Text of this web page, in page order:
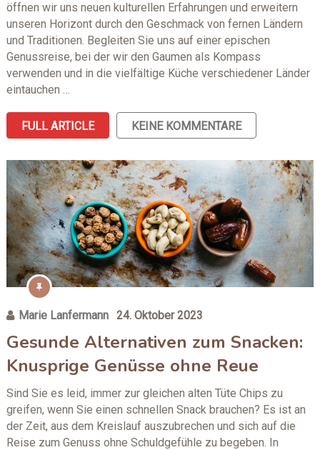
öffnen wir uns neuen kulturellen Erfahrungen und erweitern
unseren Horizont durch den Geschmack von fernen Ländern
und Traditionen. Begleiten Sie uns auf einer epischen
Genussreise, bei der wir den Gaumen als Kompass
verwenden und in die vielfältige Küche verschiedener Länder
eintauchen …
FULL ARTICLE KEINE KOMMENTARE
Marie Lanfermann 24. Oktober 2023
Gesunde Alternativen zum Snacken:
Knusprige Genüsse ohne Reue
Sind Sie es leid, immer zur gleichen alten Tüte Chips zu
greifen, wenn Sie einen schnellen Snack brauchen? Es ist an
der Zeit, aus dem Kreislauf auszubrechen und sich auf die
Reise zum Genuss ohne Schuldgefühle zu begeben. In